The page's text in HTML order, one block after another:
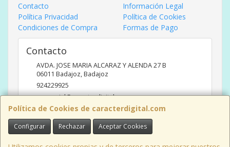
Política de Cookies de caracterdigital.com
Configurar Rechazar Aceptar Cookies
Contacto
Información Legal
Política Privacidad
Política de Cookies
Condiciones de Compra
Formas de Pago
Contacto
AVDA. JOSE MARIA ALCARAZ Y ALENDA 27 B
06011 Badajoz,Badajoz
924229925
comercial@caracterdigital.com
Horario
DE 10 A 14 HORAS DE MAÑANA, 17 A 20:30 HORAS TARDES